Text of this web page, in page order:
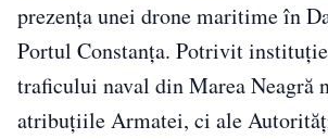
prezența unei drone maritime în
Portul Constanța. Potrivit
traficului naval din Marea Neagră
atribuțiile Armatei, ci ale